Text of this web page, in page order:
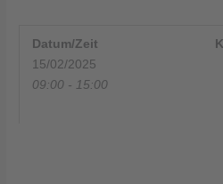
Datum/Zeit
15/02/2025
09:00 - 15:00